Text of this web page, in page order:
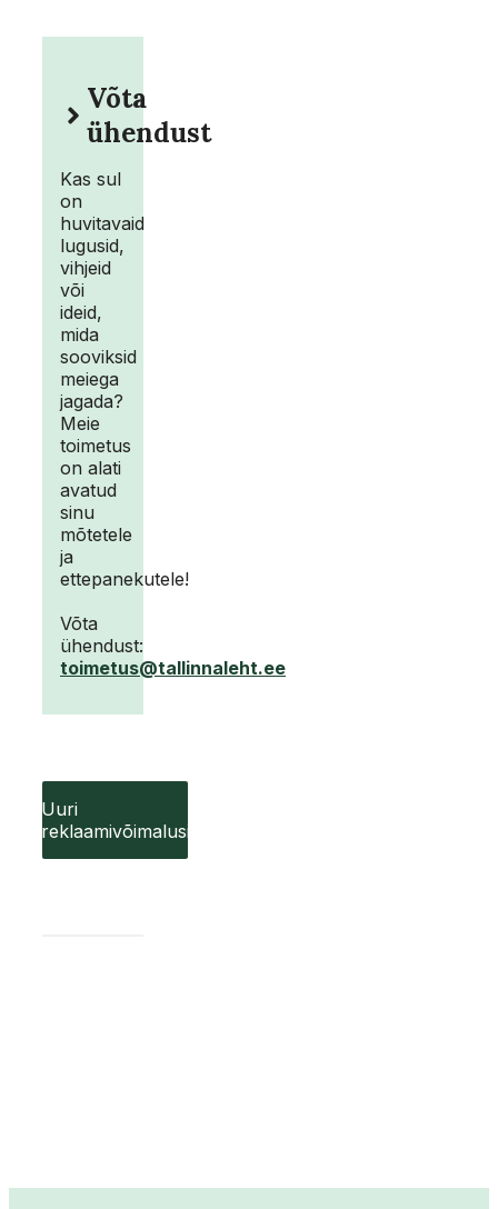
Võta
ühendust
Kas sul
on
huvitavaid
lugusid,
vihjeid
või
ideid,
mida
sooviksid
meiega
jagada?
Meie
toimetus
on alati
avatud
sinu
mõtetele
ja
ettepanekutele!
Võta
ühendust:
toimetus@tallinnaleht.ee
Uuri
reklaamivõimalusi